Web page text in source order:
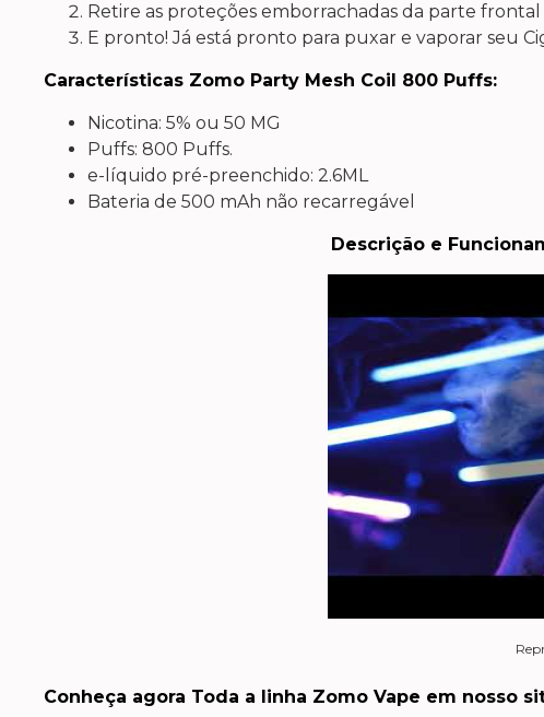
Retire as proteções emborrachadas da parte
E pronto! Já está pronto para puxar e vaporar seu
Características Zomo Party Mesh Coil 800 Puffs:
Nicotina: 5% ou 50 MG
Puffs: 800 Puffs.
e-líquido pré-preenchido: 2.6ML
Bateria de 500 mAh não recarregável
Descrição e
Conheça agora Toda a linha Zomo Vape em nosso